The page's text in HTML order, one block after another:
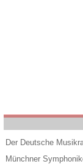
Der Deutsche
Münchner